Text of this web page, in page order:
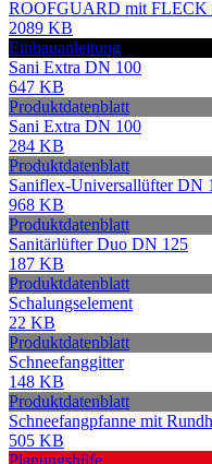
ROOFGUARD mit FLECK
2089 KB
Einbauanleitung
Sani Extra DN 100
647 KB
Produktdatenblatt
Sani Extra DN 100
284 KB
Produktdatenblatt
Saniflex-Universallüfter DN
968 KB
Produktdatenblatt
Sanitärlüfter Duo DN 125
187 KB
Produktdatenblatt
Schalungselement
22 KB
Produktdatenblatt
Schneefanggitter
148 KB
Produktdatenblatt
Schneefangpfanne mit
505 KB
Planungshilfe